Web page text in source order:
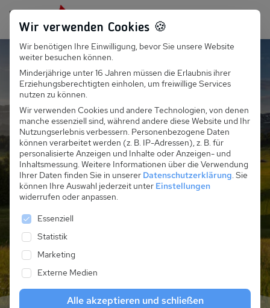
Persönlich für dich da: +49 251 899 050
Suchfeld
Suchen
Ferienhäuser &
Ferienwohnungen in den
Alpen im Sommer
Entdecke Berghütten in der idyllischen Natur der Alpen
für deinen Sommerurlaub in Österreich, Italien,
Frankreich oder der Schweiz
Jetzt alle Unterkünfte entdecken
Wir verwenden Cookies 🍪
Wir benötigen Ihre Einwilligung, bevor Sie unsere Website
weiter besuchen können.
Minderjährige unter 16 Jahren müssen die Erlaubnis ihrer
Erziehungsberechtigten einholen, um freiwillige Services
nutzen zu können.
Wir verwenden Cookies und andere Technologien, von denen
manche essenziell sind, während andere diese Website und Ihr
Nutzungserlebnis verbessern. Personenbezogene Daten
können verarbeitet werden (z. B. IP-Adressen), z. B. für
personalisierte Anzeigen und Inhalte oder Anzeigen- und
Inhaltsmessung. Weitere Informationen über die Verwendung
Ihrer Daten finden Sie in unserer Datenschutzerklärung. Sie
können Ihre Auswahl jederzeit unter Einstellungen
widerrufen oder anpassen.
Es folgt eine Liste der Service-Gruppen, für die
Essenziell
Statistik
Marketing
Externe Medien
Alle akzeptieren und schließen